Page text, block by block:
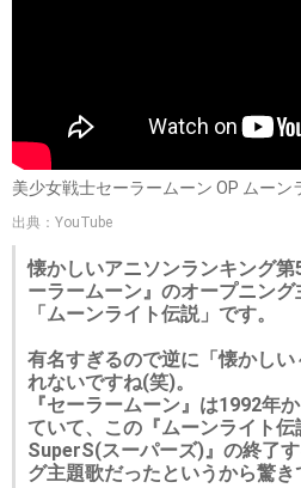
美少女戦士セーラームーン OP ムーン
出典：YouTube
懐かしいアニソンランキング
ーラームーン』のオープニン
「ムーンライト伝説」です。
有名すぎるので逆に「懐かし
れないですね(笑)。
『セーラームーン』は1992年
ていて、この『ムーンライト
SuperS(スーパーズ)』の終了
グ主題歌だったというから驚き